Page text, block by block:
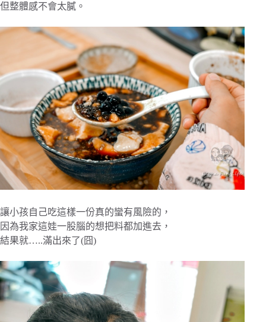
但整體感不會太膩。
讓小孩自己吃這樣一份真的蠻有風險的，
因為我家這娃一股腦的想把料都加進去，
結果就…..滿出來了(囧)